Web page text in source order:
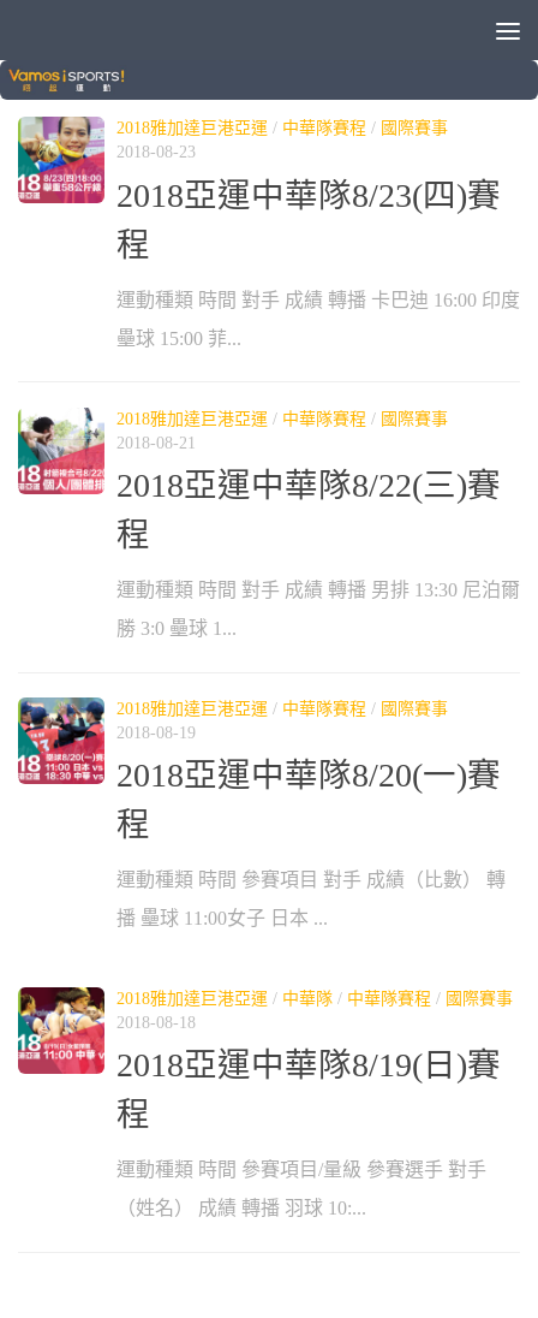
標籤：中華隊賽程
2018雅加達巨港亞運 / 中華隊賽程 / 國際賽事
2018-08-23
2018亞運中華隊8/23(四)賽
程
運動種類 時間 對手 成績 轉播 卡巴迪 16:00 印度
壘球 15:00 菲...
2018雅加達巨港亞運 / 中華隊賽程 / 國際賽事
2018-08-21
2018亞運中華隊8/22(三)賽
程
運動種類 時間 對手 成績 轉播 男排 13:30 尼泊爾
勝 3:0 壘球 1...
2018雅加達巨港亞運 / 中華隊賽程 / 國際賽事
2018-08-19
2018亞運中華隊8/20(一)賽
程
運動種類 時間 參賽項目 對手 成績（比數） 轉
播 壘球 11:00女子 日本 ...
2018雅加達巨港亞運 / 中華隊 / 中華隊賽程 / 國際賽事
2018-08-18
2018亞運中華隊8/19(日)賽
程
運動種類 時間 參賽項目/量級 參賽選手 對手
（姓名） 成績 轉播 羽球 10:...